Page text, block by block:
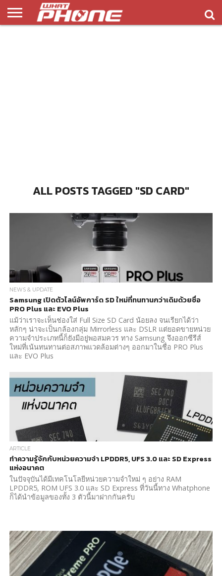
ALL POSTS TAGGED "SD CARD"
NEWS & UPDATE
Samsung เปิดตัวไลน์อัพการ์ด SD ใหม่ที่ทนทานกว่าเดิมด้วยชื่อ
PRO Plus และ EVO Plus
แม้ว่าเราจะเห็นช่องใส่ Full Size SD Card น้อยลง จนเรียกได้ว่า
หลักๆ น่าจะเป็นกล้องกลุ่ม Mirrorless และ DSLR แต่ยอดขายหน่วย
ความจำประเภทนี้ก็ยังมีอยู่พอสมควร ทาง Samsung จึงออกซีรีส์
ใหม่ที่เน้นทนทานต่อสภาพแวดล้อมต่างๆ ออกมาในชื่อ PRO Plus
และ EVO Plus
ARTICLE
ทำความรู้จักกับหน่วยความจำ LPDDR5, UFS 3.0 และ SD Express
แห่งอนาคต
ในปัจจุบันได้มีเทคโนโลยีหน่วยความจำใหม่ ๆ อย่าง RAM
LPDDR5, ROM UFS 3.0 และ SD Express ที่วันนี้ทาง Whatphone
ก็ได้นำข้อมูลของทั้ง 3 ตัวนี้มาฝากกันครับ